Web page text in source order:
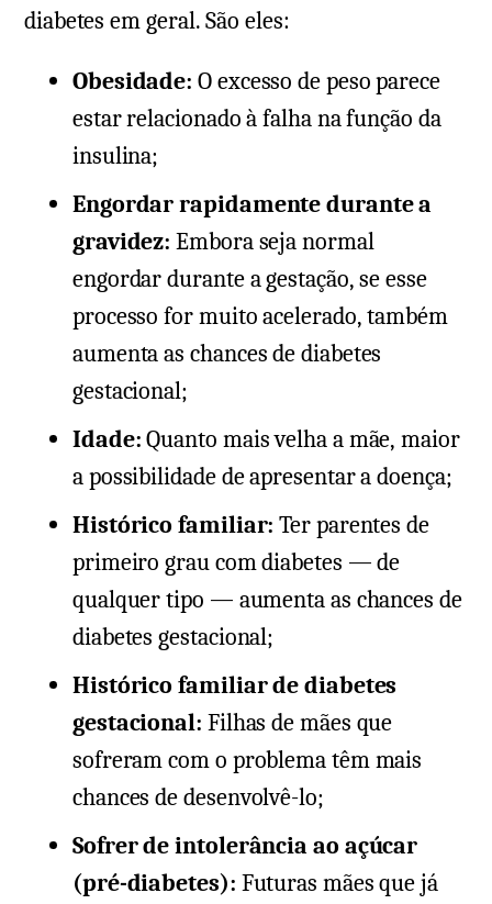
diabetes em geral. São eles:
Obesidade: O excesso de peso parece
estar relacionado à falha na função da
insulina;
Engordar rapidamente durante a
gravidez: Embora seja normal
engordar durante a gestação, se esse
processo for muito acelerado, também
aumenta as chances de diabetes
gestacional;
Idade:Quanto mais velha a mãe, maior
a possibilidade de apresentar a doença;
Histórico familiar: Ter parentes de
primeiro grau com diabetes — de
qualquer tipo — aumenta as chances de
diabetes gestacional;
Histórico familiar de diabetes
gestacional: Filhas de mães que
sofreram com o problema têm mais
chances de desenvolvê-lo;
Sofrer de intolerância ao açúcar
(pré-diabetes): Futuras mães que já